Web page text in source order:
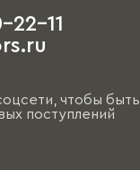
22-11
чтобы быть
поступлений